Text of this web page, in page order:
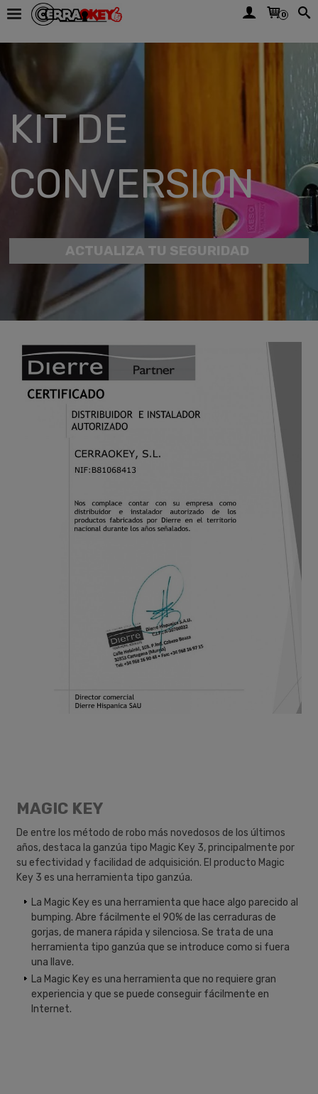
0
KIT DE
CONVERSION
ACTUALIZA TU SEGURIDAD
MAGIC KEY
De entre los método de robo más novedosos de los últimos
años, destaca la ganzúa tipo Magic Key 3, principalmente por
su efectividad y facilidad de adquisición. El producto Magic
Key 3 es una herramienta tipo ganzúa.
La Magic Key es una herramienta que hace algo parecido al
bumping. Abre fácilmente el 90% de las cerraduras de
gorjas, de manera rápida y silenciosa. Se trata de una
herramienta tipo ganzúa que se introduce como si fuera
una llave.
La Magic Key es una herramienta que no requiere gran
experiencia y que se puede conseguir fácilmente en
Internet.